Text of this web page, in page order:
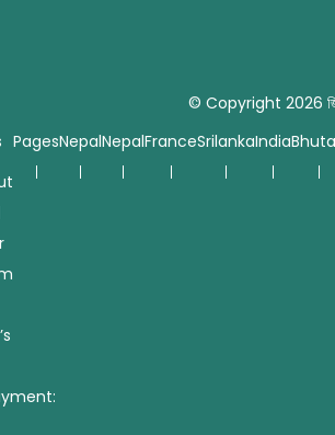
© Copyright 2026
PagesNepalNepalFranceSrilankaIndia